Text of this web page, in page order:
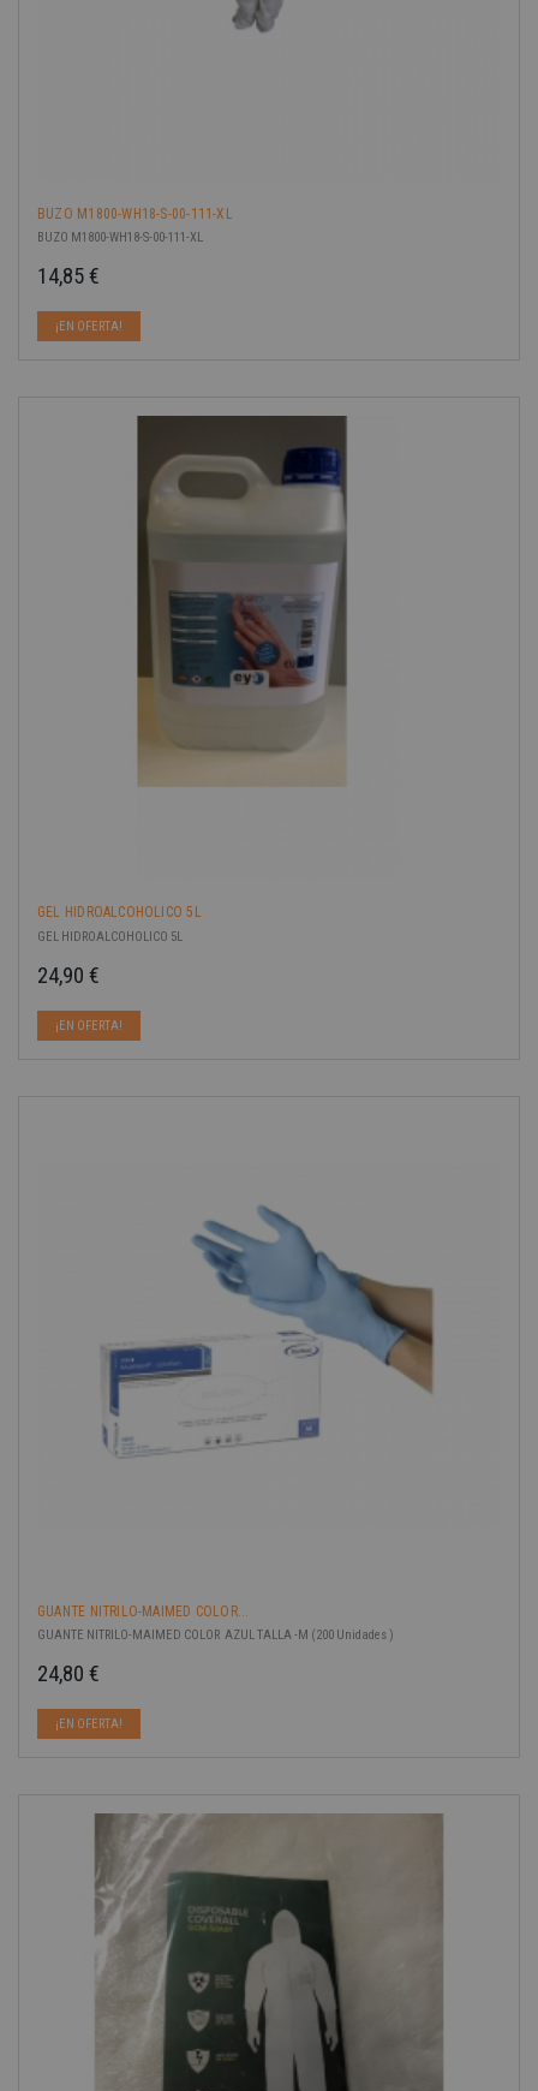
BUZO M1800-WH18-S-00-111-XL
BUZO M1800-WH18-S-00-111-XL
14,85 €
¡EN OFERTA!
GEL HIDROALCOHOLICO 5L
GEL HIDROALCOHOLICO 5L
24,90 €
¡EN OFERTA!
GUANTE NITRILO-MAIMED COLOR...
GUANTE NITRILO-MAIMED COLOR AZUL TALLA -M (200 Unidades )
24,80 €
¡EN OFERTA!